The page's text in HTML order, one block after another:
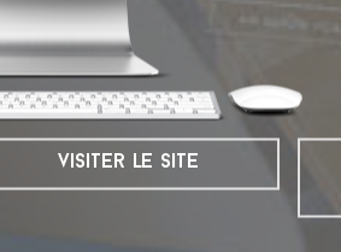
visiter le site